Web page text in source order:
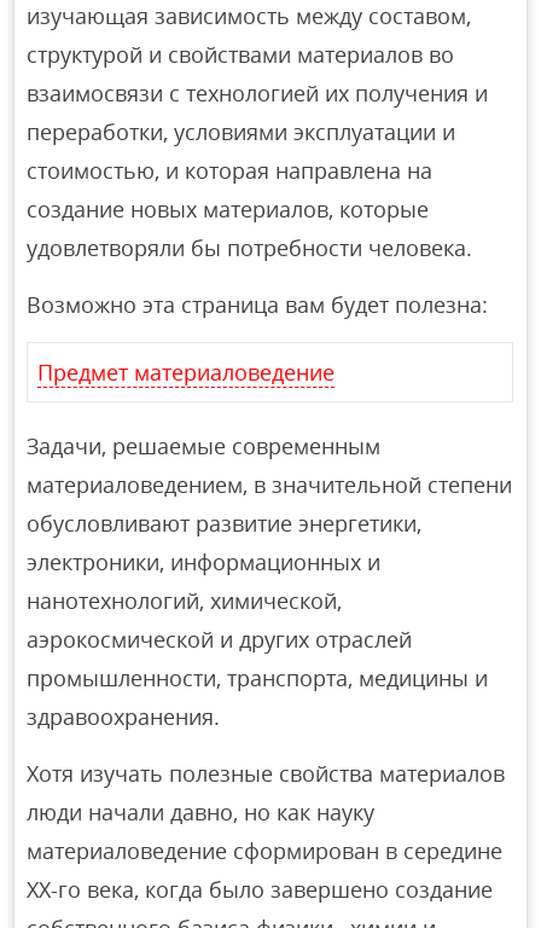
изучающая зависимость между составом,
структурой и свойствами материалов во
взаимосвязи с технологией их получения и
переработки, условиями эксплуатации и
стоимостью, и которая направлена на
создание новых материалов, которые
удовлетворяли бы потребности человека.
Возможно эта страница вам будет полезна:
Предмет материаловедение
Задачи, решаемые современным
материаловедением, в значительной степени
обусловливают развитие энергетики,
электроники, информационных и
нанотехнологий, химической,
аэрокосмической и других отраслей
промышленности, транспорта, медицины и
здравоохранения.
Хотя изучать полезные свойства материалов
люди начали давно, но как науку
материаловедение сформирован в середине
XX-го века, когда было завершено создание